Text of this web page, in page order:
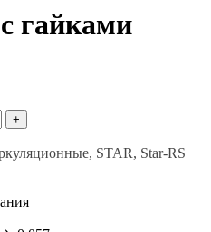
гайками
+
STAR, Star-RS